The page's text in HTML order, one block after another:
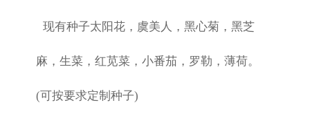
现有种子太阳花，虞美人，黑心菊，黑芝
麻，生菜，红苋菜，小番茄，罗勒，薄荷。
(可按要求定制种子)